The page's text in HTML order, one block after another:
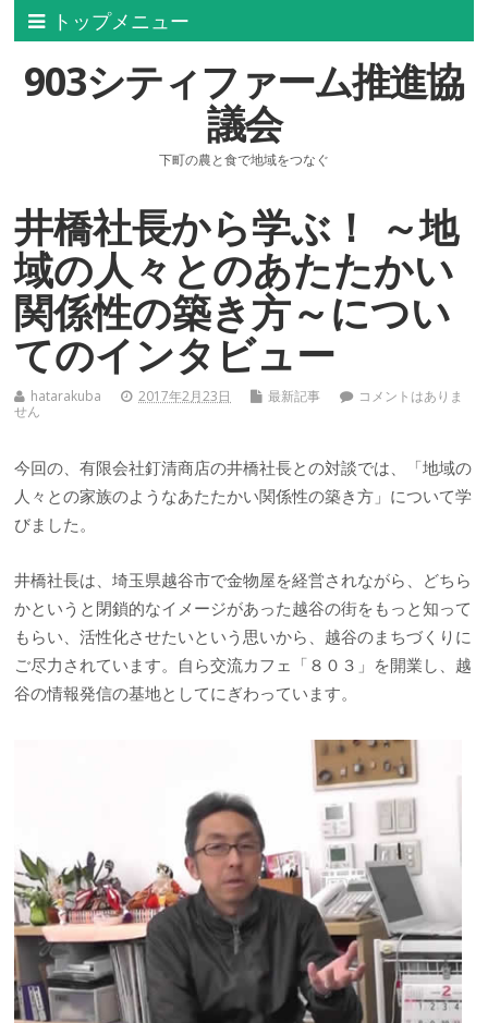
トップメニュー
903シティファーム推進協
議会
下町の農と食で地域をつなぐ
井橋社長から学ぶ！ ～地
域の人々とのあたたかい
関係性の築き方～につい
てのインタビュー
hatarakuba 2017年2月23日 最新記事
コメントはありま
せん
今回の、有限会社釘清商店の井橋社長との対談では、「地域の
人々との家族のようなあたたかい関係性の築き方」について学
びました。
井橋社長は、埼玉県越谷市で金物屋を経営されながら、どちら
かというと閉鎖的なイメージがあった越谷の街をもっと知って
もらい、活性化させたいという思いから、越谷のまちづくりに
ご尽力されています。自ら交流カフェ「８０３」を開業し、越
谷の情報発信の基地としてにぎわっています。